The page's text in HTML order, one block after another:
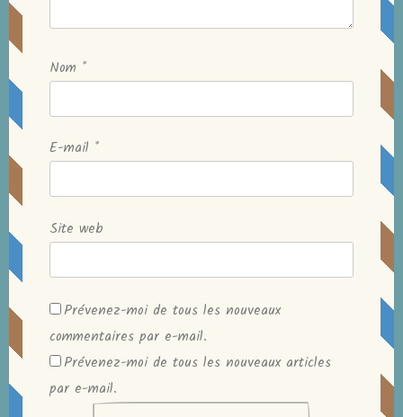
Nom *
E-mail *
Site web
Prévenez-moi de tous les nouveaux
commentaires par e-mail.
Prévenez-moi de tous les nouveaux articles
par e-mail.